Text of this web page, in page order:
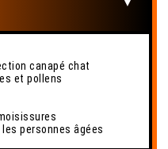
canapé chat
et pollens
personnes âgées